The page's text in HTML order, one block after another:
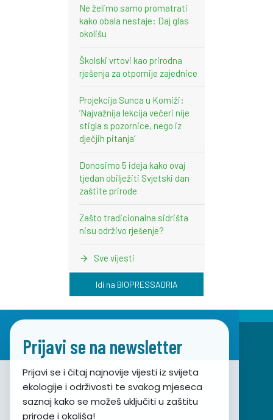
Ne želimo samo promatrati
kako obala nestaje: Daj glas
okolišu
Školski vrtovi kao prirodna
rješenja za otpornije zajednice
Projekcija Sunca u Komiži:
‘Najvažnija lekcija večeri nije
stigla s pozornice, nego iz
dječjih pitanja’
Donosimo 5 ideja kako ovaj
tjedan obilježiti Svjetski dan
zaštite prirode
Zašto tradicionalna sidrišta
nisu održivo rješenje?
Sve vijesti
Idi na BIOPRESSADRIA
Prijavi se na newsletter
Prijavi se i čitaj najnovije vijesti iz svijeta
ekologije i održivosti te svakog mjeseca
saznaj kako se možeš uključiti u zaštitu
prirode i okoliša!
Udruga za prirodu, okoliš i održivi razvoj Sunce
Obala hrvatskog narodnog preporoda 7